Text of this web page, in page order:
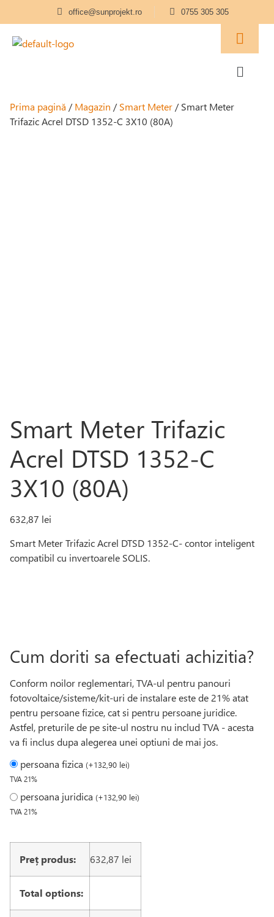
office@sunprojekt.ro 0755 305 305
Prima pagină /Magazin /Smart Meter/ Smart Meter
Trifazic Acrel DTSD 1352-C 3X10 (80A)
Smart Meter Trifazic
Acrel DTSD 1352-C
3X10 (80A)
632,87 lei
Smart Meter Trifazic Acrel DTSD 1352-C- contor inteligent
compatibil cu invertoarele SOLIS.
Cum doriti sa efectuati achizitia?
Conform noilor reglementari, TVA-ul pentru panouri
fotovoltaice/sisteme/kit-uri de instalare este de 21% atat
pentru persoane fizice, cat si pentru persoane juridice.
Astfel, preturile de pe site-ul nostru nu includ TVA - acesta
va fi inclus dupa alegerea unei optiuni de mai jos.
persoana fizica (+132,90 lei)
TVA 21%
persoana juridica (+132,90 lei)
TVA 21%
Preț produs: 632,87 lei
Total options: